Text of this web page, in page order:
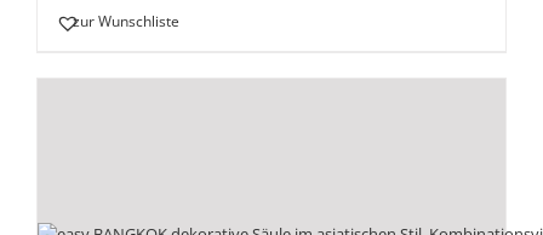
zur Wunschliste